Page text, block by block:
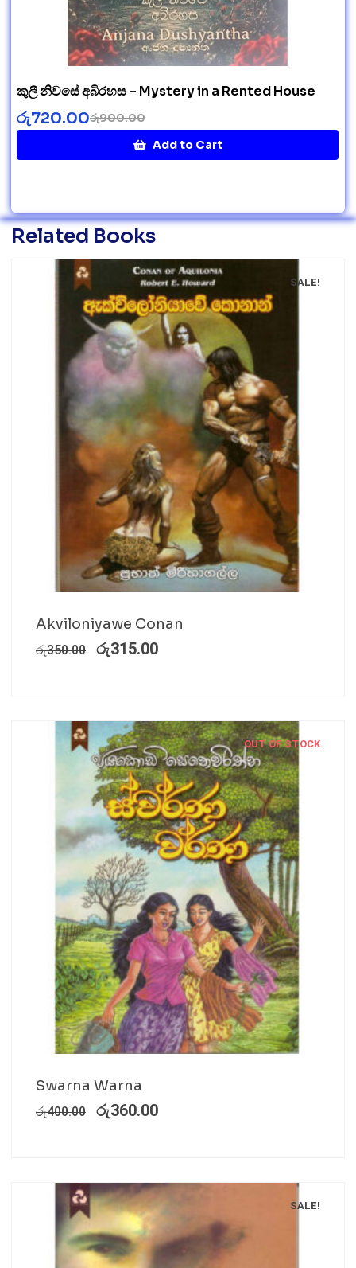
කුලී නිවසේ අබිරහස – Mystery in a Rented House
රු900.00
රු720.00
Add to Cart
Related Books
SALE!
Akviloniyawe Conan
රු350.00 රු315.00
OUT OF STOCK
Swarna Warna
රු400.00 රු360.00
SALE!